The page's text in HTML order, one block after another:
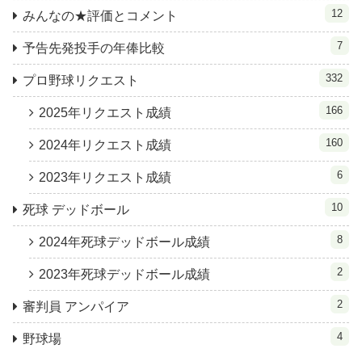
みんなの★評価とコメント 12
予告先発投手の年俸比較 7
プロ野球リクエスト 332
2025年リクエスト成績 166
2024年リクエスト成績 160
2023年リクエスト成績 6
死球 デッドボール 10
2024年死球デッドボール成績 8
2023年死球デッドボール成績 2
審判員 アンパイア 2
野球場 4